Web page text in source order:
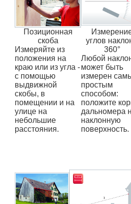
Позиционная
скоба
Измеряйте из
положения на
краю или из угла -
с помощью
выдвижной
скобы, в
помещении и на
улице на
небольшие
расстояния.
углов
360°
Любой
может быть
измерен
простым
способом:
положите
дальномера
наклонную
поверхность.